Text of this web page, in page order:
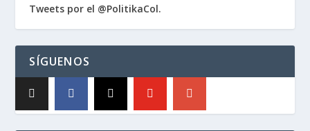
Tweets por el @PolitikaCol.
SÍGUENOS